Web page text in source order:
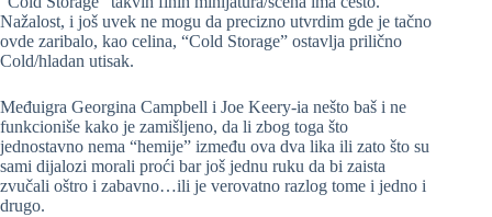
Nažalost, i još uvek ne mogu da precizno utvrdim gde je tačno
ovde zaribalo, kao celina, “Cold Storage” ostavlja prilično
Cold/hladan utisak.
Međuigra Georgina Campbell i Joe Keery-ia nešto baš i ne
funkcioniše kako je zamišljeno, da li zbog toga što
jednostavno nema “hemije” između ova dva lika ili zato što su
sami dijalozi morali proći bar još jednu ruku da bi zaista
zvučali oštro i zabavno…ili je verovatno razlog tome i jedno i
drugo.